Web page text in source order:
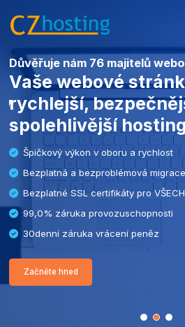
Vytvořte si vlastní webové
Vlastní plně
jednoduchý, cenově
24/7 plně spravovaná podpora
Špičkový výkon v oboru a rychlost
Robustní ovládací panel a pokročilé
99,0% záruka provozuschopnosti
Začněte hned